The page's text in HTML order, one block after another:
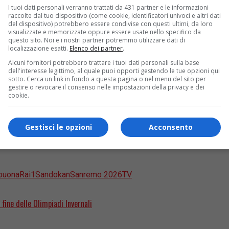
nella prima serata del 1° dicembre – voci insistenti
artistico Carlo Conti. L’indiscrezione, emersa nel
nella giornata di ieri, che riguarderebbero la
includere Yaman
su Sanremo 2026 arriva come un fulmine a ciel sereno.
pronto a guidare per il terzo anno consecutivo la
dal bisogno di “rinnovare il pubblico giovane e
.Carlo Conti ha già rivoluzionato il Festival annunciando
Brock, Tredici Pietro (figlio di Gianni Morandi), Arisa,
culturale.
La Tigre
Rai1 SandokanSanremo 2026TV
delle Olimpiadi Invernali
I tuoi dati personali verranno trattati da 431 partner e le informazioni
raccolte dal tuo dispositivo (come cookie, identificatori univoci e altri dati
del dispositivo) potrebbero essere condivise con questi ultimi, da loro
visualizzate e memorizzate oppure essere usate nello specifico da
questo sito. Noi e i nostri partner potremmo utilizzare dati di
localizzazione esatti. Elenco dei partner.
Alcuni fornitori potrebbero trattare i tuoi dati personali sulla base
dell'interesse legittimo, al quale puoi opporti gestendo le tue opzioni qui
sotto. Cerca un link in fondo a questa pagina o nel menu del sito per
gestire o revocare il consenso nelle impostazioni della privacy e dei
cookie.
Acconsento
Gestisci le opzioni